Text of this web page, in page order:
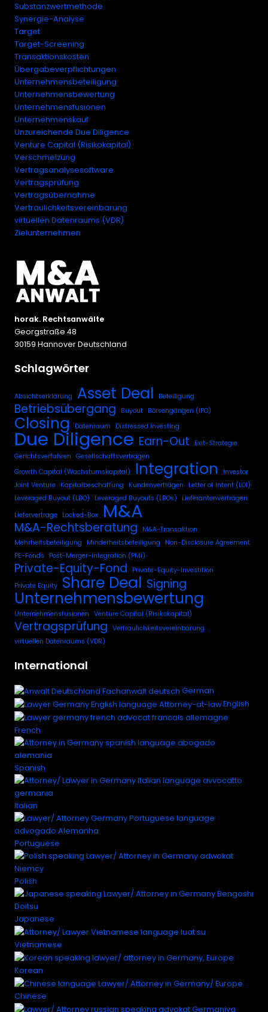
Substanzwertmethode
Synergie-Analyse
Target
Target-Screening
Transaktionskosten
Übergabeverpflichtungen
Unternehmensbeteiligung
Unternehmensbewertung
Unternehmensfusionen
Unternehmenskauf
Unzureichende Due Diligence
Venture Capital (Risikokapital)
Verschmelzung
Vertragsanalysesoftware
Vertragsprüfung
Vertragsübernahme
Vertraulichkeitsvereinbarung
virtuellen Datenraums (VDR)
Zielunternehmen
horak. Rechtsanwälte
Georgstraße 48
30159 Hannover Deutschland
Schlagwörter
Absichtserklärung Asset Deal Beteiligung
Betriebsübergang Buyout Börsengängen (IPO)
Closing Datenraum Distressed Investing
Due Diligence Earn-Out
Exit-Strategie
Gerichtsverfahren Gesellschaftsverträgen
Growth Capital (Wachstumskapital)
Integration
Investor
Joint Venture Kapitalbeschaffung Kundenverträgen
Letter of Intent (LOI)
Leveraged Buyout (LBO)
Leveraged Buyouts (LBOs)
Lieferantenverträgen
Lieferverträge Locked-Box M&A
M&A-Rechtsberatung
M&A-Transaktion
Mehrheitsbeteiligung
Minderheitsbeteiligung
Non-Disclosure Agreement
PE-Fonds
Post-Merger-Integration (PMI)
Private-Equity-Fond
Private-Equity-Investition
Private Equity Share Deal Signing
Unternehmensbewertung
Unternehmensfusionen Venture Capital (Risikokapital)
Vertragsprüfung Vertraulichkeitsvereinbarung
virtuellen Datenraums (VDR)
International
German
English
French
Spanish
Italian
Portuguese
Polish
Japanese
Vietnamese
Korean
Chinese